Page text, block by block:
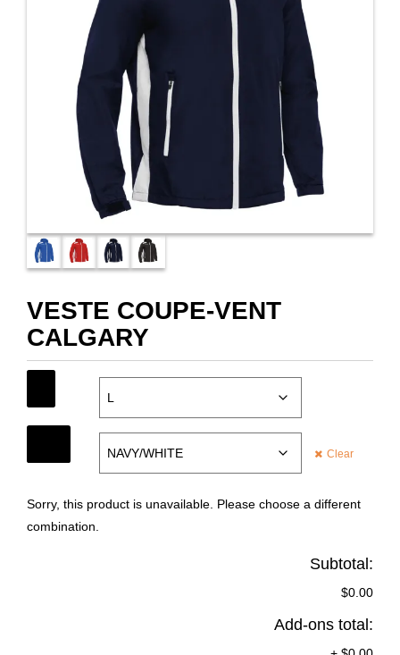
VESTE COUPE-VENT
CALGARY
Clear
Sorry, this product is unavailable. Please choose a different
combination.
Subtotal:
$0.00
Add-ons total: